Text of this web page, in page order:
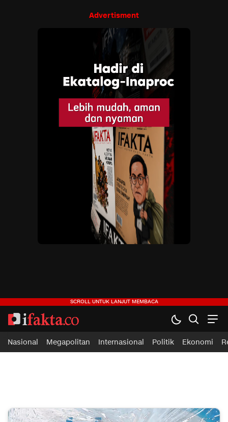
Advertisment
ifakta.co
#pastibenar
Nasional Megapolitan Internasional Politik Ekonomi